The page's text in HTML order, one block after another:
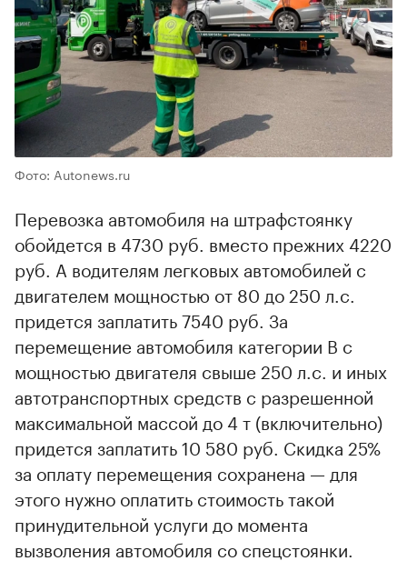
Фото: Autonews.ru
Перевозка автомобиля на штрафстоянку
обойдется в 4730 руб. вместо прежних 4220
руб. А водителям легковых автомобилей с
двигателем мощностью от 80 до 250 л.с.
придется заплатить 7540 руб. За
перемещение автомобиля категории В с
мощностью двигателя свыше 250 л.с. и иных
автотранспортных средств с разрешенной
максимальной массой до 4 т (включительно)
придется заплатить 10 580 руб. Скидка 25%
за оплату перемещения сохранена — для
этого нужно оплатить стоимость такой
принудительной услуги до момента
вызволения автомобиля со спецстоянки.